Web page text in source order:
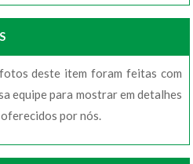
deste item foram feitas com
equipe para mostrar em detalhes
por nós.